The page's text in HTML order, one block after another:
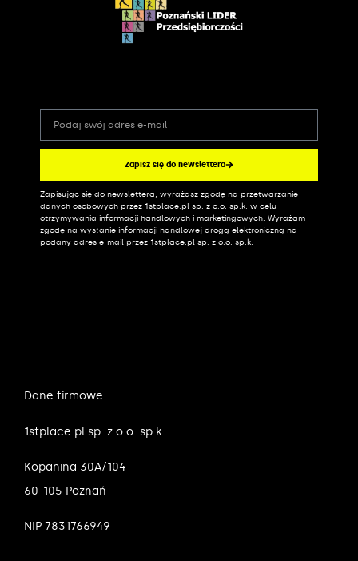
Zapisz się do newslettera
Alternative:
Zapisując się do newslettera, wyrażasz zgodę na przetwarzanie
danych osobowych przez 1stplace.pl sp. z o.o. sp.k. w celu
otrzymywania informacji handlowych i marketingowych. Wyrażam
zgodę na wysłanie informacji handlowej drogą elektroniczną na
podany adres e-mail przez 1stplace.pl sp. z o.o. sp.k.
Dane firmowe
1stplace.pl sp. z o.o. sp.k.
Kopanina 30A/104
60-105 Poznań
NIP 7831766949